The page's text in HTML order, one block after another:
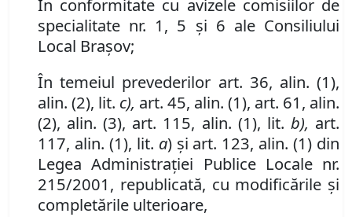
În conformitate cu avizele comisiilor de
specialitate nr. 1, 5 şi 6 ale Consiliului
Local Braşov;
În temeiul prevederilor art. 36, alin. (1),
alin. (2), lit. c), art. 45, alin. (1), art. 61, alin.
(2), alin. (3), art. 115, alin. (1), lit. b), art.
117, alin. (1), lit. a) şi art. 123, alin. (1) din
Legea Administraţiei Publice Locale nr.
215/2001, republicată, cu modificările şi
completările ulterioare,